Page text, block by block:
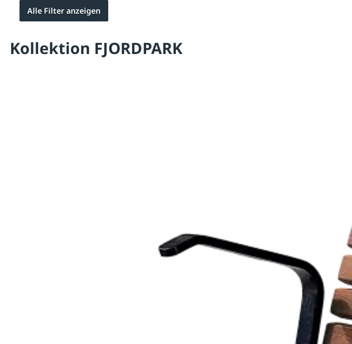
Alle Filter anzeigen
Kollektion FJORDPARK